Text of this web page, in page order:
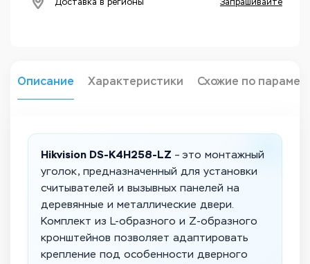
Доставка в регионы Запрашивайте
Описание Характеристики Схожие по
Hikvision DS-K4H258-LZ – это монтажный
уголок, предназначенный для установки
считывателей и вызывных панелей на
деревянные и металлические двери.
Комплект из L-образного и Z-образного
кронштейнов позволяет адаптировать
крепление под особенности дверного